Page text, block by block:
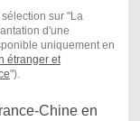
sur "La
d'une
uniquement en
étranger et
") .
Chine en